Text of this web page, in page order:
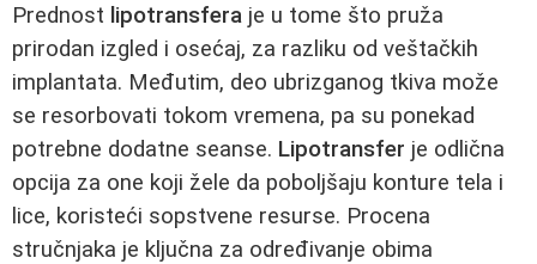
Prednost lipotransfera je u tome što pruža
prirodan izgled i osećaj, za razliku od veštačkih
implantata. Međutim, deo ubrizganog tkiva može
se resorbovati tokom vremena, pa su ponekad
potrebne dodatne seanse. Lipotransfer je odlična
opcija za one koji žele da poboljšaju konture tela i
lice, koristeći sopstvene resurse. Procena
stručnjaka je ključna za određivanje obima